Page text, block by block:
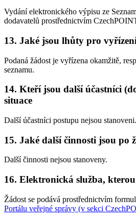
Vydání elektronického výpisu ze
dodavatelů prostřednictvím
13. Jaké jsou lhůty pro
Podaná žádost je vyřízena okamžitě,
seznamu.
14. Kteří jsou další účastníci
situace
Další účastníci postupu nejsou stanoveni.
15. Jaké další činnosti jsou po
Další činnosti nejsou stanoveny.
16. Elektronická služba,
Žádost se podává prostřednictvím
Portálu veřejné správy (v sekci